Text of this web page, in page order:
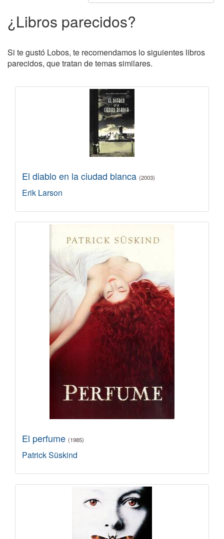
¿Libros parecidos?
Si te gustó Lobos, te recomendamos lo siguientes libros
parecidos, que tratan de temas similares.
El diablo en la ciudad blanca (2003)
Erik Larson
El perfume (1985)
Patrick Süskind